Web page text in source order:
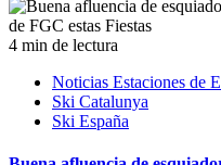
4 min de lectura
Noticias Estaciones de
Ski Catalunya
Ski España